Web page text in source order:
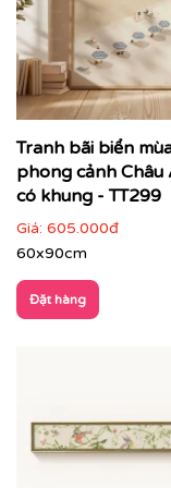
Tranh bãi biển
phong cảnh Châu
có khung - TT299
Giá: 605.000đ
60x90cm
Đặt hàng